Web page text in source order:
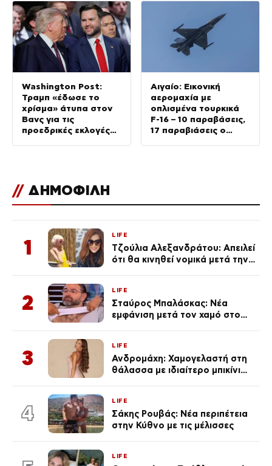
Washington Post:
Τραμπ «έδωσε το
χρίσμα» άτυπα στον
Βανς για τις
προεδρικές εκλογές
Αιγαίο: Εικονική
αερομαχία με
οπλισμένα τουρκικά
F-16 – 10 παραβάσεις,
17 παραβιάσεις ο
// ΔΗΜΟΦΙΛΗ
1
LIFE
Τζούλια Αλεξανδράτου: Απειλεί
ότι θα κινηθεί νομικά μετά την
2
LIFE
Σταύρος Μπαλάσκας: Νέα
εμφάνιση μετά τον χαμό στο
3
LIFE
Ανδρομάχη: Χαμογελαστή στη
θάλασσα με ιδιαίτερο μπικίνι
4
LIFE
Σάκης Ρουβάς: Νέα περιπέτεια
στην Κύθνο με τις μέλισσες
LIFE